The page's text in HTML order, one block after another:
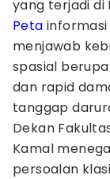
yang terjadi di
Peta
menjawab
spasial
dan rapid
tanggap
Dekan
Kamal
persoalan